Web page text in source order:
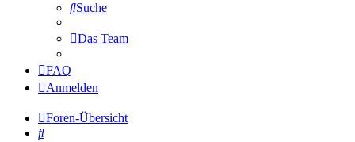
Suche
Das Team
FAQ
Anmelden
Foren-Übersicht
Suche